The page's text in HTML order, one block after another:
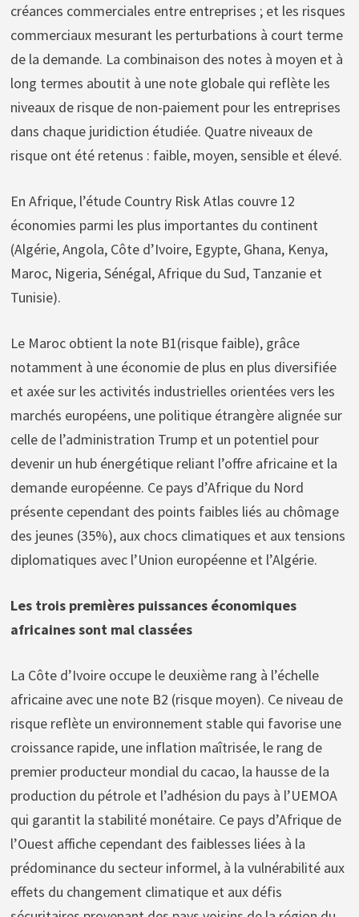
créances commerciales entre entreprises ; et les risques
commerciaux mesurant les perturbations à court terme
de la demande. La combinaison des notes à moyen et à
long termes aboutit à une note globale qui reflète les
niveaux de risque de non-paiement pour les entreprises
dans chaque juridiction étudiée. Quatre niveaux de
risque ont été retenus : faible, moyen, sensible et élevé.
En Afrique, l’étude Country Risk Atlas couvre 12
économies parmi les plus importantes du continent
(Algérie, Angola, Côte d’Ivoire, Egypte, Ghana, Kenya,
Maroc, Nigeria, Sénégal, Afrique du Sud, Tanzanie et
Tunisie).
Le Maroc obtient la note B1(risque faible), grâce
notamment à une économie de plus en plus diversifiée
et axée sur les activités industrielles orientées vers les
marchés européens, une politique étrangère alignée sur
celle de l’administration Trump et un potentiel pour
devenir un hub énergétique reliant l’offre africaine et la
demande européenne. Ce pays d’Afrique du Nord
présente cependant des points faibles liés au chômage
des jeunes (35%), aux chocs climatiques et aux tensions
diplomatiques avec l’Union européenne et l’Algérie.
Les trois premières puissances économiques
africaines sont mal classées
La Côte d’Ivoire occupe le deuxième rang à l’échelle
africaine avec une note B2 (risque moyen). Ce niveau de
risque reflète un environnement stable qui favorise une
croissance rapide, une inflation maîtrisée, le rang de
premier producteur mondial du cacao, la hausse de la
production du pétrole et l’adhésion du pays à l’UEMOA
qui garantit la stabilité monétaire. Ce pays d’Afrique de
l’Ouest affiche cependant des faiblesses liées à la
prédominance du secteur informel, à la vulnérabilité aux
effets du changement climatique et aux défis